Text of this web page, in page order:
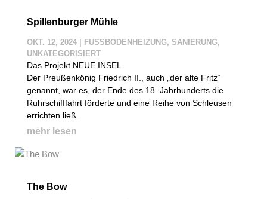
Spillenburger Mühle
OKT. 12, 2024| FUSSBODENHEIZUNG , SANIERUNG,
UNKATEGORISIERT
Das Projekt NEUE INSEL
Der Preußenkönig Friedrich II., auch „der alte Fritz“
genannt, war es, der Ende des 18. Jahrhunderts die
Ruhrschifffahrt förderte und eine Reihe von Schleusen
errichten ließ.
mehr lesen
The Bow